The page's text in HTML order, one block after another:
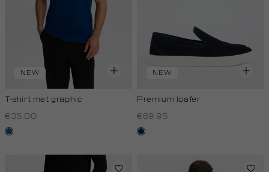
NEW
T-shirt met graphic
€35.00
kobaltblauw
NEW
Premium loafer
€69.95
donkerblauw